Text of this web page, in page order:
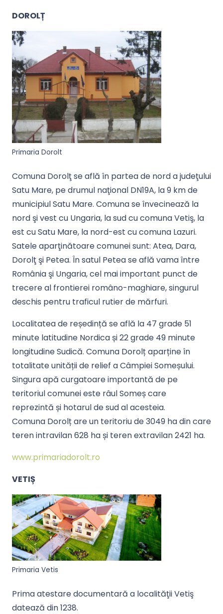
DOROLȚ
Primaria Dorolt
Comuna Dorolţ se află în partea de nord a judeţului
Satu Mare, pe drumul naţional DN19A, la 9 km de
municipiul Satu Mare. Comuna se învecinează la
nord şi vest cu Ungaria, la sud cu comuna Vetiş, la
est cu Satu Mare, la nord-est cu comuna Lazuri.
Satele aparţinătoare comunei sunt: Atea, Dara,
Dorolţ şi Petea. În satul Petea se află vama între
România şi Ungaria, cel mai important punct de
trecere al frontierei româno-maghiare, singurul
deschis pentru traficul rutier de mărfuri.
Localitatea de reședință se află la 47 grade 51
minute latitudine Nordica și 22 grade 49 minute
longitudine Sudică. Comuna Dorolțaparține în
totalitate unității de relief a Câmpiei Someșului.
Singura apă curgatoare importantă de pe
teritoriul comunei este râul Someșcare
reprezintă și hotarul de sud al acesteia.
Comuna Dorolțare un teritoriu de 3049 ha din care
teren intravilan 628 ha și teren extravilan 2421 ha.
www.primariadorolt.ro
VETIȘ
Primaria Vetis
Prima atestare documentară a localităţii Vetiş
datează din 1238.